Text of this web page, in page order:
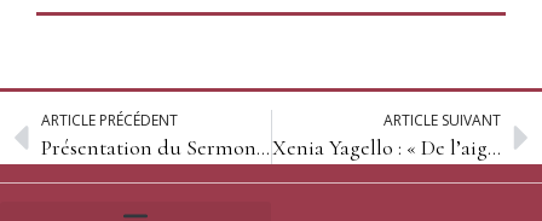
ARTICLE PRÉCÉDENT
Présentation du Sermon sur la montagne par le métropolite Hilarion Alfeyev
ARTICLE SUIVANT
Xenia Yagello : « De l’aigle impérial au drapeau rouge »